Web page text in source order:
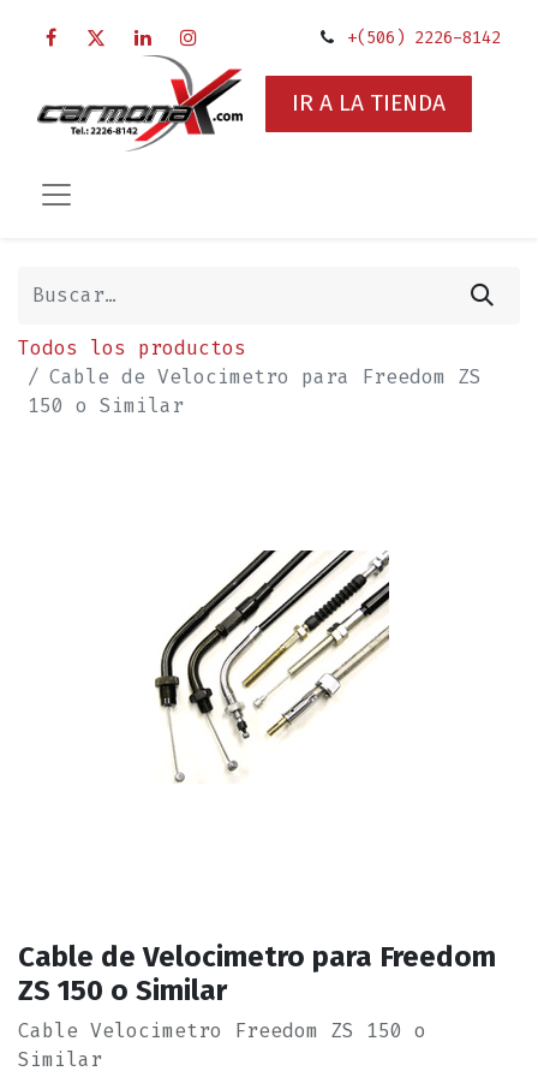
+(506) 2226-8142
IR A LA TIENDA
Todos los productos
Cable de Velocimetro para Freedom ZS
150 o Similar
Cable de Velocimetro para Freedom
ZS 150 o Similar
Cable Velocimetro Freedom ZS 150 o
Similar